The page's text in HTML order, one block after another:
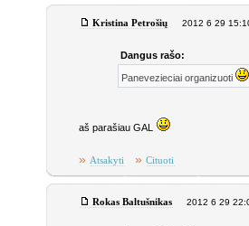
Kristina Petrošių 2012 6 29
Dangus rašo:
Panevezieciai organizuoti
aš parašiau GAL
» Atsakyti » Cituoti
Rokas Baltušnikas 2012 6 29